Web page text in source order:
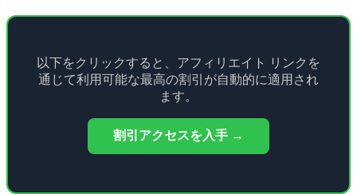
以下をクリックすると、アフィリエイト リンクを
通じて利用可能な最高の割引が自動的に適用され
ます。
割引アクセスを入手 →